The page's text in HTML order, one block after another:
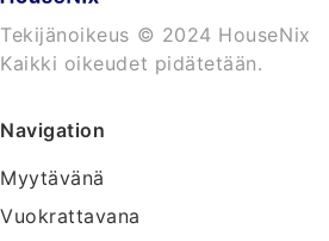
Tekijänoikeus © 2024 HouseNix
Kaikki oikeudet pidätetään.
Navigation
Myytävänä
Vuokrattavana